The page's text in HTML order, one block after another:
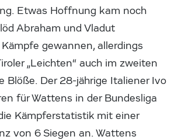
Etwas Hoffnung kam noch
Abraham und Vladut
gewannen, allerdings
„Leichten“ auch im zweiten
Blöße. Der 28-jährige Italiener Ivo
für Wattens in der Bundesliga
Kämpferstatistik mit einer
von 6 Siegen an. Wattens